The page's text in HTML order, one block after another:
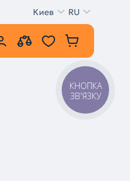
Киев RU
КНОПКА
ЗВ'ЯЗКУ